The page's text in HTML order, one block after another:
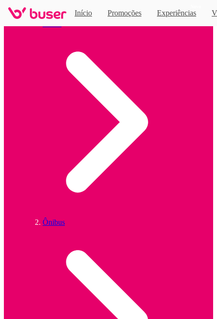
Início Promoções Experiências
Ônibus